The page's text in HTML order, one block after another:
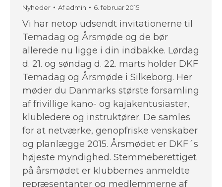
Nyheder Afadmin 6. februar 2015
Vi har netop udsendt invitationerne til
Temadag og Årsmøde og de bør
allerede nu ligge i din indbakke. Lørdag
d. 21. og søndag d. 22. marts holder DKF
Temadag og Årsmøde i Silkeborg. Her
møder du Danmarks største forsamling
af frivillige kano- og kajakentusiaster,
klubledere og instruktører. De samles
for at netværke, genopfriske venskaber
og planlægge 2015. Årsmødet er DKF´s
højeste myndighed. Stemmeberettiget
på årsmødet er klubbernes anmeldte
repræsentanter og medlemmerne af